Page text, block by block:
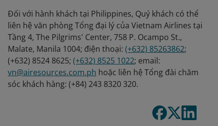
Đối với hành khách tại Philippines, Quý khách có thể
liên hệ văn phòng Tổng đại lý của Vietnam Airlines tại
Tầng 4, The Pilgrims' Center, 758 P. Ocampo St.,
Malate, Manila 1004; điện thoại: (+632) 85263862;
(+632) 8524 8625; (+632) 8525 1022; email:
vn@airesources.com.ph hoặc liên hệ Tổng đài chăm
sóc khách hàng: (+84) 243 8320 320.